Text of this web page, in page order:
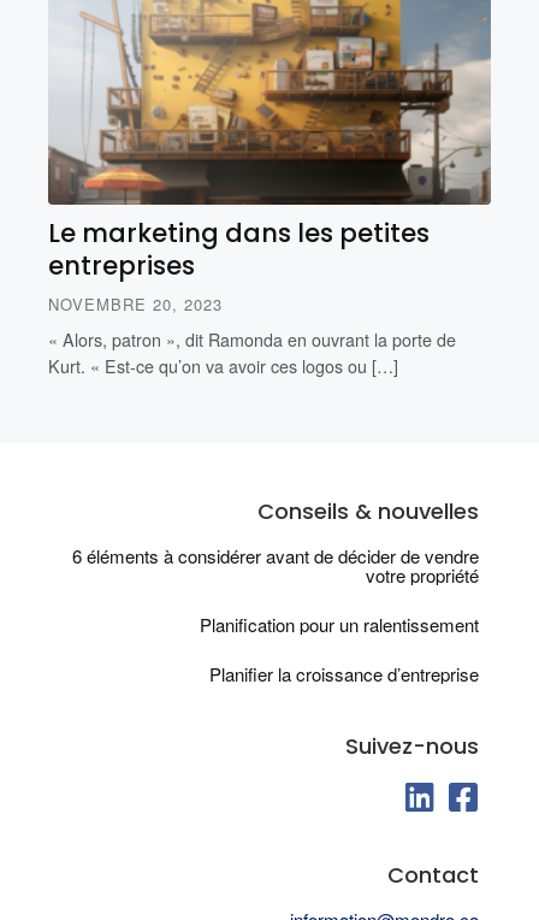
Le marketing dans les petites
entreprises
NOVEMBRE 20, 2023
« Alors, patron », dit Ramonda en ouvrant la porte de
Kurt. « Est-ce qu’on va avoir ces logos ou […]
Conseils & nouvelles
6 éléments à considérer avant de décider de vendre
votre propriété
Planification pour un ralentissement
Planifier la croissance d’entreprise
Suivez-nous
fab fa-linkedin
Contact